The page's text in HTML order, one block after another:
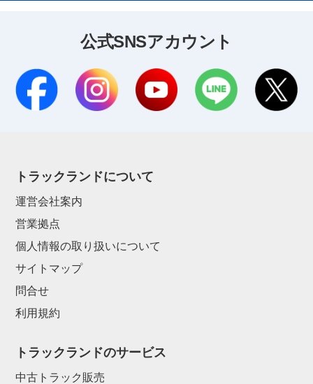
公式SNSアカウント
トラックランドについて
運営会社案内
営業拠点
個人情報の取り扱いについて
サイトマップ
問合せ
利用規約
トラックランドのサービス
中古トラック販売